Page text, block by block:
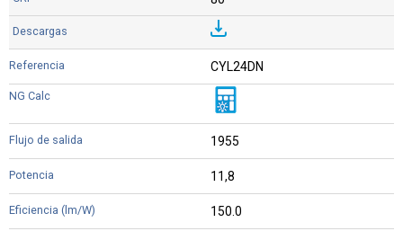
CYL24DN
1955
11,8
150.0